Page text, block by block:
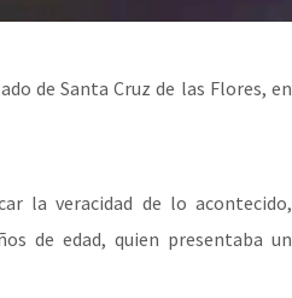
de Santa Cruz de las Flores, en
la veracidad de lo acontecido,
de edad, quien presentaba un